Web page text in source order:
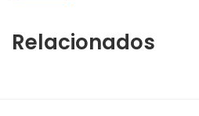
Relacionados